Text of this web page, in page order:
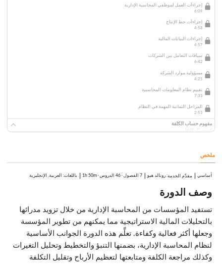
إجراءآت العمل لموظفي المحاسبة الإدارية
6:09
إجراءآت خط الإنتاج
4:58
إجراءات البيانات المالية
4:57
سياقات التعامل بين الشركات
6:42
مسؤولية موارد الشركة
4:25
تقييم نظام المعلومات المحاسبية
7:33
المراحل الثمانية المهمة في النظام
2:53
مفهوم حساب الكلفة
الأنواع المختلفة للتحليلات
3:29
كلفة صناعة المنتج
3:34
مثال لمتابعة الكلفة
2:01
الفصل في كلفة الأقسام
1:55
القيمة الصافية المتباينة
1:57
حساب الكلفة على أساس العمل
3:21
تطبيق طرق المحاسبة الإدارية
ملخص
أساسي مقدِّم الخدمة: رونالد هيو 7 الفصول · 46 الدروس ·
1h 50m باللغات: العربية, الإنجليزية
وصف الدورة
تستفيد المؤسسات من المحاسبة الإدارية من خلال تزويد مدرائها
بالتحليلات المالية الاستراتيجية مما يمكنهم من تطوير المؤسسة
وجعلها أكثر فعالية وكفاءة. تعلِّم هذه الدورة الجوانب الأساسية
لنظام المحاسبة الإدارية، بضمنها التنبؤ والتخطيط وتحليل التغيرات
وكذلك مراجعة الكلفة ومتابعتها لتعظيم الأرباح وتقليل التكلفة